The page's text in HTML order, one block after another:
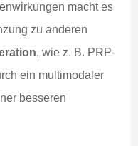
macht es
zu anderen
, wie z. B. PRP-
ein multimodaler
besseren